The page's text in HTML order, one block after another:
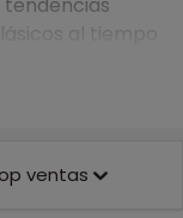
al tiempo
ventas